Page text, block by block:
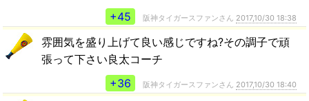
+45
阪神タイガースファンさん 2017,10/30 18:38
雰囲気を盛り上げて良い感じですね?その調子で頑
張って下さい良太コーチ
+36
阪神タイガースファンさん 2017,10/30 18:40